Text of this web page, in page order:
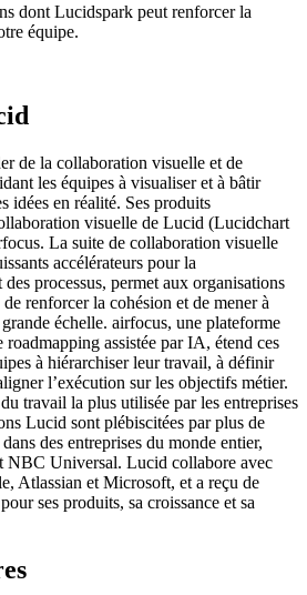
dont Lucidspark peut renforcer la
équipe.
de la collaboration visuelle et de
les équipes à visualiser et à bâtir
idées en réalité. Ses produits
visuelle de Lucid (Lucidchart
La suite de collaboration visuelle
accélérateurs pour la
processus, permet aux organisations
renforcer la cohésion et de mener à
échelle. airfocus, une plateforme
assistée par IA, étend ces
à hiérarchiser leur travail, à définir
l’exécution sur les objectifs métier.
travail la plus utilisée par les entreprises
Lucid sont plébiscitées par plus de
des entreprises du monde entier,
NBC Universal. Lucid collabore avec
Atlassian et Microsoft, et a reçu de
ses produits, sa croissance et sa